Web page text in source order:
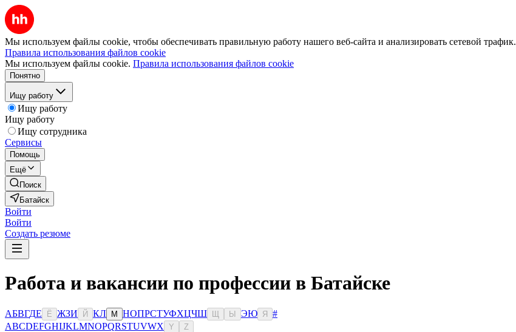
Мы используем файлы cookie, чтобы обеспечивать правильную работу нашего веб-сайта и анализировать сетевой трафик.
Правила использования файлов cookie
Мы используем файлы cookie. Правила использования файлов cookie
Понятно
Ищу работу
Ищу работу
Ищу работу
Ищу сотрудника
Сервисы
Помощь
Ещё
Поиск
Батайск
Войти
Войти
Создать резюме
Работа и вакансии по профессии в Батайске
АБВГДЕ Ё ЖЗИ Й КЛ М НОПРСТУФХЦЧШ Ы ЭЮ Я
#
ABCDEFGHIJKLMNOPQRSTUVWX Y Z